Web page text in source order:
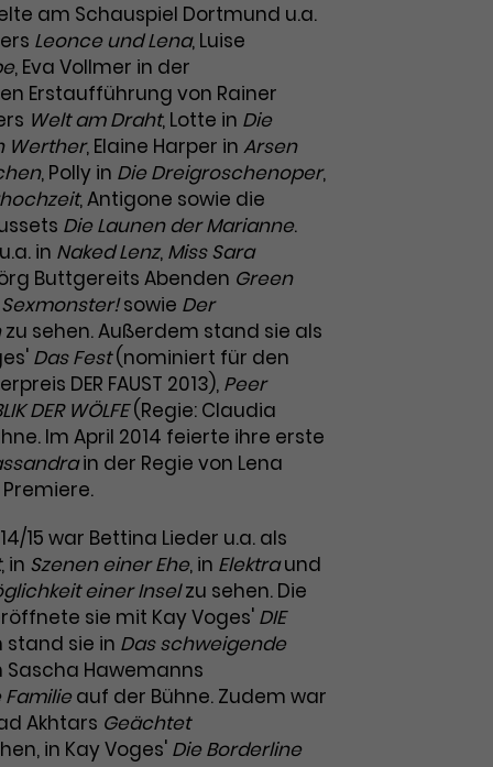
am Schauspiel Dortmund u.a.
Leonce und Lena, Luise
, Eva Vollmer in der
Erstaufführung von Rainer
Welt am Draht, Lotte in Die
Werther, Elaine Harper in Arsen
, Polly in Die Dreigroschenoper,
, Antigone sowie die
Die Launen der Marianne.
in Naked Lenz, Miss Sara
Buttgereits Abenden Green
sowie Der
zu sehen. Außerdem stand sie als
Das Fest(nominiert für den
DER FAUST 2013), Peer
DER WÖLFE(Regie: Claudia
Im April 2014 feierte ihre erste
in der Regie von Lena
15 war Bettina Lieder u.a. als
, in Szenen einer Ehe, in Elektraund
einer Inselzu sehen. Die
sie mit Kay Voges' DIE
sie in Das schweigende
Sascha Hawemanns
Familieauf der Bühne. Zudem war
Akhtars Geächtet
in Kay Voges' Die Borderline